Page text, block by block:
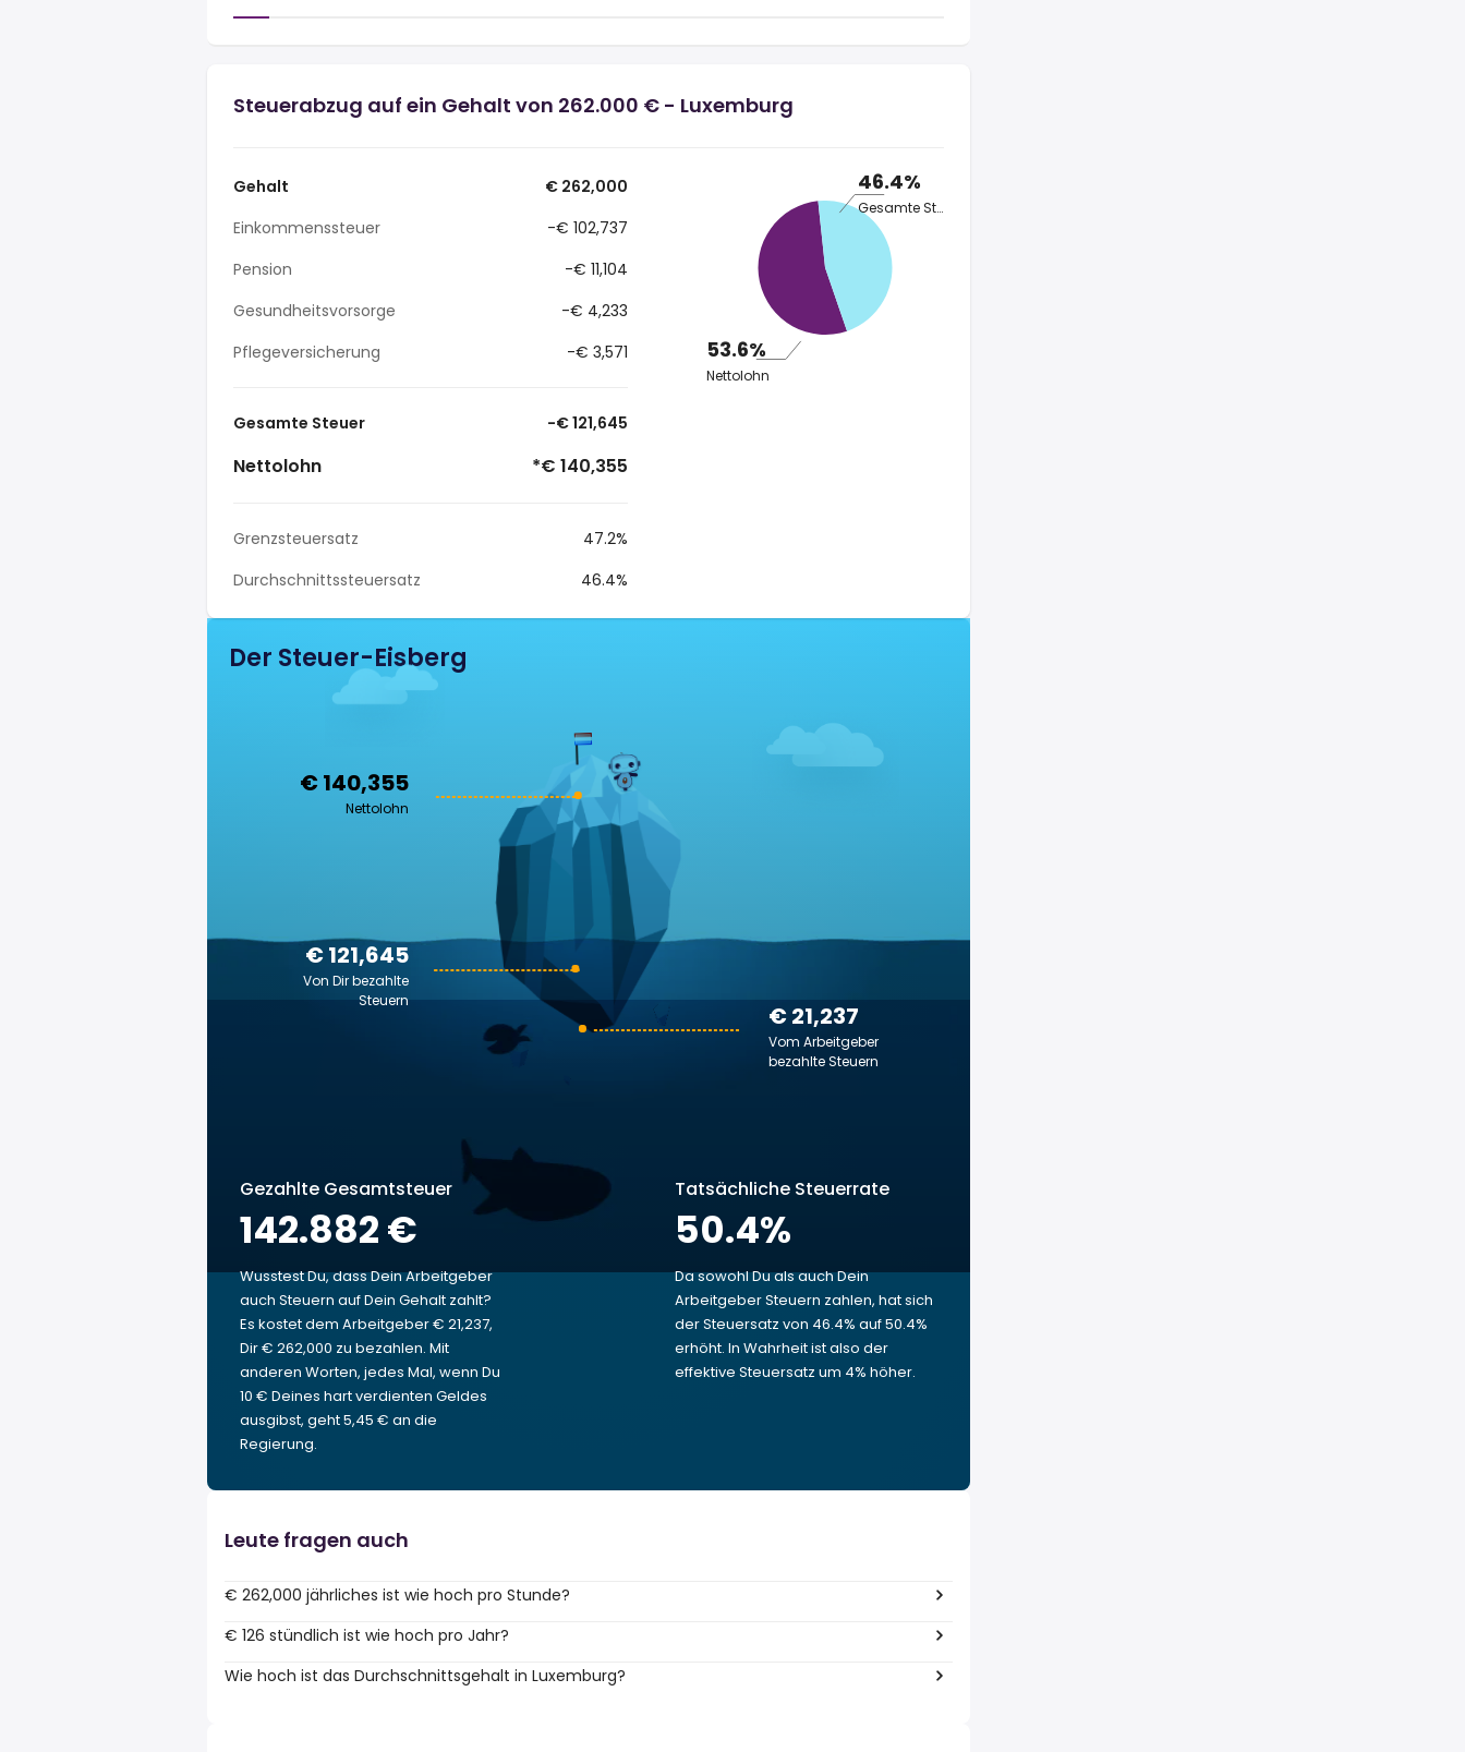
Steuerabzug auf ein Gehalt von 262.000 € - Luxemburg
Gehalt
€ 262,000
Einkommenssteuer
-€ 102,737
Pension
-€ 11,104
Gesundheitsvorsorge
-€ 4,233
Pflegeversicherung
-€ 3,571
Gesamte Steuer -€ 121,645
Nettolohn *€ 140,355
Grenzsteuersatz
47.2%
Durchschnittssteuersatz
46.4%
46.4%
Gesamte Steuer
53.6%
Nettolohn
Der Steuer-Eisberg
€ 140,355
Nettolohn
€ 21,237
Vom Arbeitgeber
bezahlte Steuern
€ 121,645
Von Dir bezahlte
Steuern
Gezahlte Gesamtsteuer
142.882 €
Wusstest Du, dass Dein Arbeitgeber
auch Steuern auf Dein Gehalt zahlt?
Es kostet dem Arbeitgeber € 21,237,
Dir € 262,000 zu bezahlen. Mit
anderen Worten, jedes Mal, wenn Du
10 € Deines hart verdienten Geldes
ausgibst, geht 5,45 € an die
Regierung.
Tatsächliche Steuerrate
50.4%
Da sowohl Du als auch Dein
Arbeitgeber Steuern zahlen, hat sich
der Steuersatz von 46.4% auf 50.4%
erhöht. In Wahrheit ist also der
effektive Steuersatz um 4% höher.
Leute fragen auch
€ 262,000 jährliches ist wie hoch pro Stunde?
€ 126 stündlich ist wie hoch pro Jahr?
Wie hoch ist das Durchschnittsgehalt in Luxemburg?